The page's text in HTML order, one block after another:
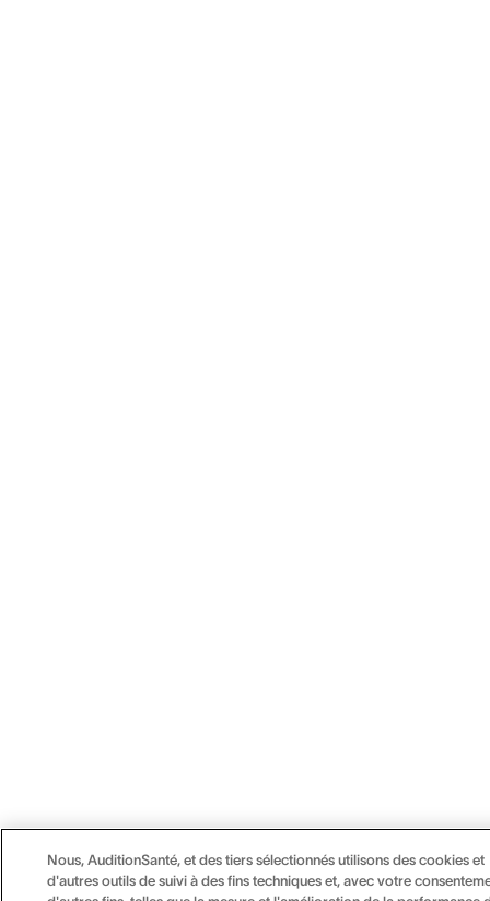
Nous, AuditionSanté, et des tiers sélectionnés utilisons des cookies et
d'autres outils de suivi à des fins techniques et, avec votre